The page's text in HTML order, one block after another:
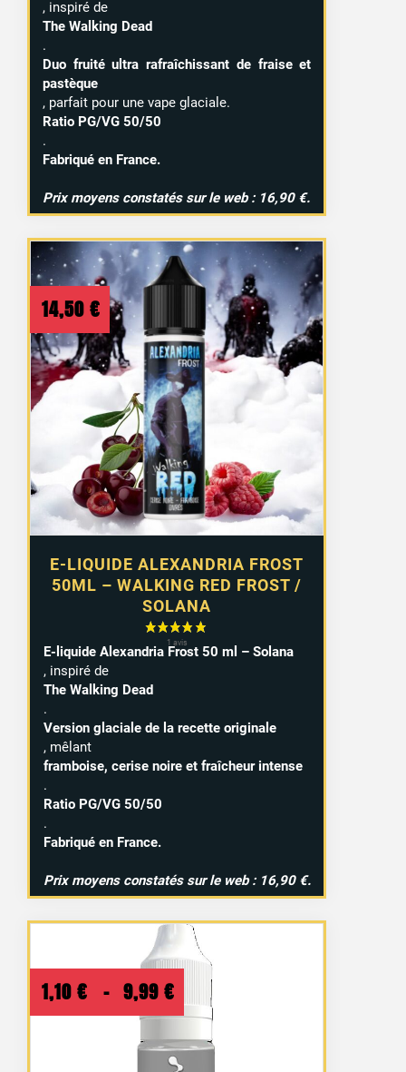
, inspiré de
The Walking Dead
.
Duo fruité ultra rafraîchissant de fraise et
pastèque
, parfait pour une vape glaciale.
Ratio PG/VG 50/50
.
Fabriqué en France.
Prix moyens constatés sur le web : 16,90 €.
E-LIQUIDE ALEXANDRIA FROST
50ML – WALKING RED FROST /
SOLANA
14,50 €
E-liquide Alexandria Frost 50 ml – Solana
, inspiré de
The Walking Dead
.
Version glaciale de la recette originale
, mêlant
framboise, cerise noire et fraîcheur intense
.
Ratio PG/VG 50/50
.
Fabriqué en France.
Prix moyens constatés sur le web : 16,90 €.
1,10 € – 9,99 €
Plage
de
prix :